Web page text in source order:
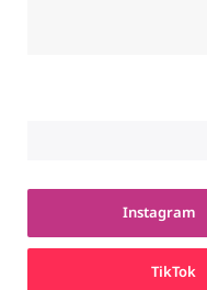
Instagram
TikTok